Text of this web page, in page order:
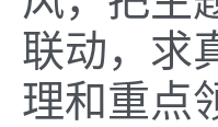
联动，求
理和重点